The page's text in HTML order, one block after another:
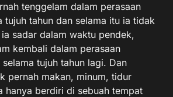
tenggelam dalam perasaan
tujuh tahun dan selama itu ia tidak
sadar dalam waktu pendek,
kembali dalam perasaan
tujuh tahun lagi. Dan
pernah makan, minum, tidur
hanya berdiri di sebuah tempat